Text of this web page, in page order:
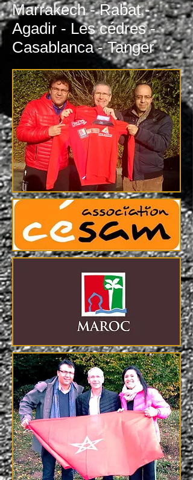
Marrakech - Rabat -
Agadir - Les cédres -
Casablanca - Tanger